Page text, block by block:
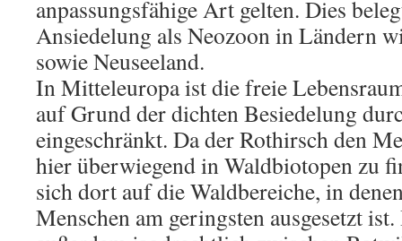
anpassungsfähige Art gelten. Dies
Ansiedelung als Neozoon in Ländern
sowie Neuseeland.
In Mitteleuropa ist die freie
auf Grund der dichten Besiedelung
eingeschränkt. Da der Rothirsch den
hier überwiegend in Waldbiotopen zu
sich dort auf die Waldbereiche, in
Menschen am geringsten ausgesetzt